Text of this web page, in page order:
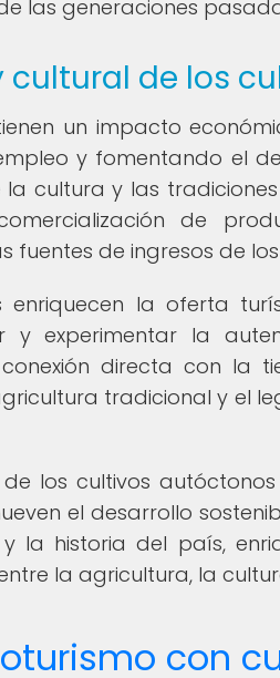
las generaciones
de los
un impacto
y fomentando el
cultura y las
de
fuentes de ingresos de
enriquecen la oferta
y experimentar la
directa con la
tradicional y el
los cultivos
el desarrollo
la historia del país,
la agricultura, la
con